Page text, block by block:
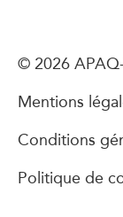
© 2026
Mentions
Conditions
Politique de